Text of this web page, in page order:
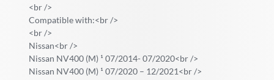
<br />
Compatible with:<br />
<br />
Nissan<br />
Nissan NV400 (M) ¹ 07/2014- 07/2020<br />
Nissan NV400 (M) ¹ 07/2020 – 12/2021<br />